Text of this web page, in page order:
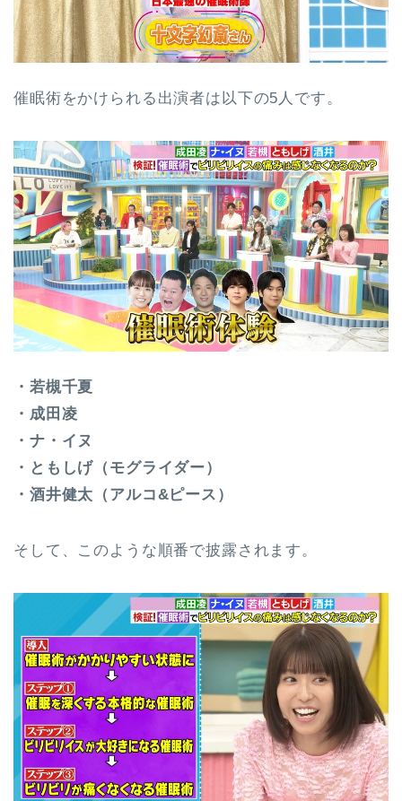
催眠術をかけられる出演者は以下の5人です。
・若槻千夏
・成田凌
・ナ・イヌ
・ともしげ（モグライダー）
・酒井健太（アルコ&ピース）
そして、このような順番で披露されます。